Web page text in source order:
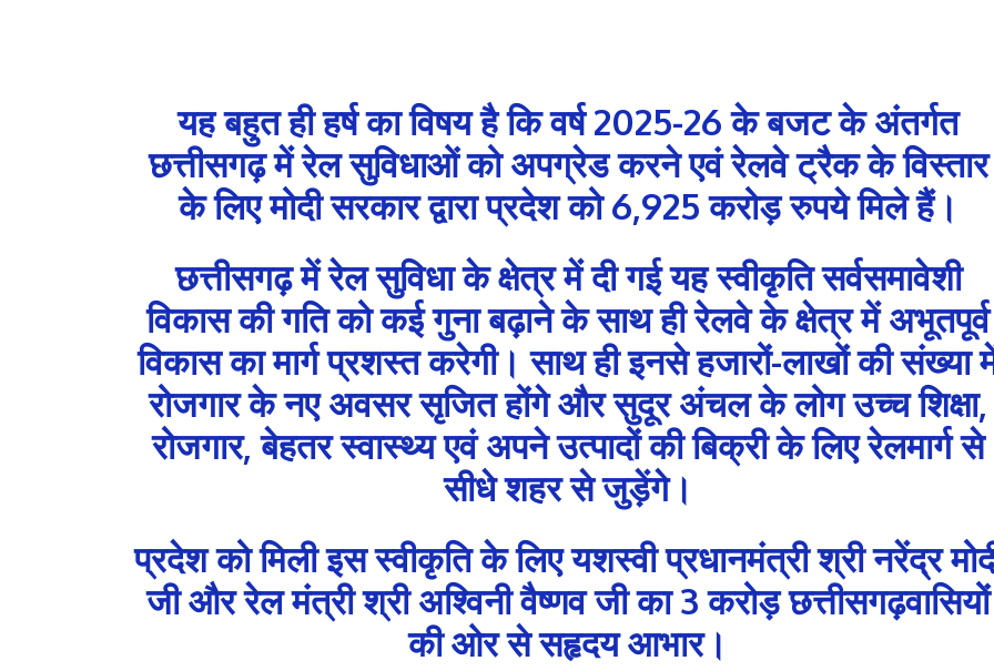
यह बहुत ही हर्ष का विषय है कि वर्ष 2025-26 के बजट के अंतर्गत
छत्तीसगढ़ में रेल सुविधाओं को अपग्रेड करने एवं रेलवे ट्रैक के विस्तार
के लिए मोदी सरकार द्वारा प्रदेश को 6,925 करोड़ रुपये मिले हैं।
छत्तीसगढ़ में रेल सुविधा के क्षेत्र में दी गई यह स्वीकृति सर्वसमावेशी
विकास की गति को कई गुना बढ़ाने के साथ ही रेलवे के क्षेत्र में अभूतपूर्व
विकास का मार्ग प्रशस्त करेगी। साथ ही इनसे हजारों-लाखों की संख्या
रोजगार के नए अवसर सृजित होंगे और सुदूर अंचल के लोग उच्च शिक्षा,
रोजगार, बेहतर स्वास्थ्य एवं अपने उत्पादों की बिक्री के लिए रेलमार्ग से
सीधे शहर से जुड़ेंगे।
प्रदेश को मिली इस स्वीकृति के लिए यशस्वी प्रधानमंत्री श्री नरेंद्र
जी और रेल मंत्री श्री अश्विनी वैष्णव जी का 3 करोड़ छत्तीसगढ़वासियों
की ओर से सहृदय आभार।